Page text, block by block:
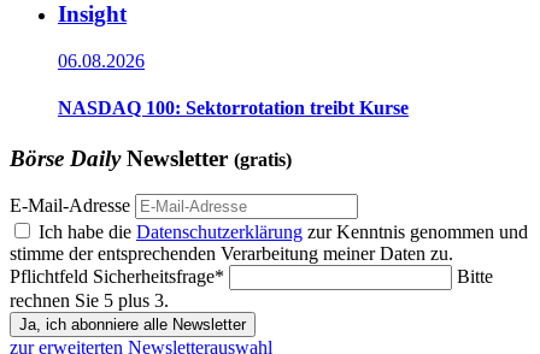
Insight
06.08.2026
NASDAQ 100: Sektorrotation treibt Kurse
Börse DailyNewsletter (gratis)
E-Mail-Adresse
Ich habe die Datenschutzerklärung zur Kenntnis genommen und
stimme der entsprechenden Verarbeitung meiner Daten zu.
Pflichtfeld Sicherheitsfrage*
Bitte
rechnen Sie 5 plus 3.
Ja, ich abonniere alle Newsletter
zur erweiterten Newsletterauswahl